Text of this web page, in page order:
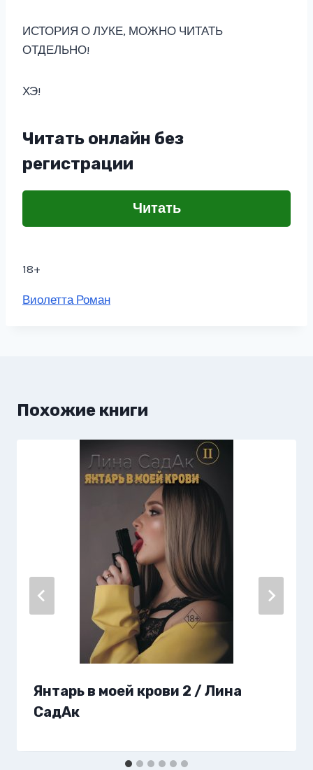
ИСТОРИЯ О ЛУКЕ, МОЖНО ЧИТАТЬ
ОТДЕЛЬНО!
ХЭ!
Читать онлайн без
регистрации
Читать
18+
Метки
Виолетта Роман
Похожие книги
Янтарь в моей крови 2 / Лина
СадАк